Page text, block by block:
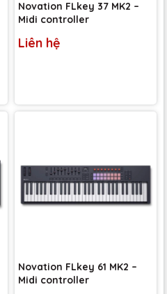
Novation FLkey 37 MK2 –
Midi controller
Liên hệ
Novation FLkey 61 MK2 –
Midi controller